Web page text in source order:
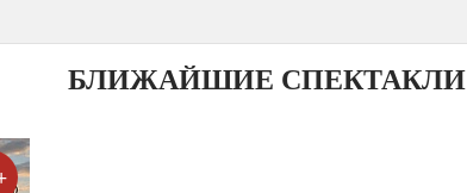
БЛИЖАЙШИЕ СПЕКТАКЛИ